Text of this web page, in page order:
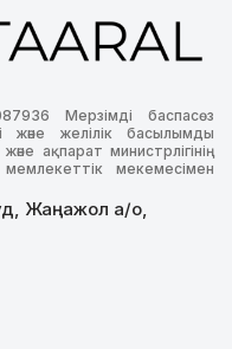
Мерзімді баспасөз
және желілік басылымды
ақпарат министрлігінің
мекемесімен
Жаңажол а/о,